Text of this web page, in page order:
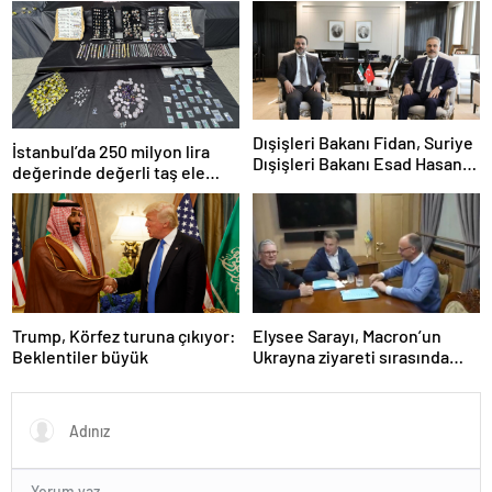
İstanbul’da 250 milyon lira
değerinde değerli taş ele
geçirildi
Dışişleri Bakanı Fidan, Suriye
Dışişleri Bakanı Esad Hasan
Trump, Körfez turuna çıkıyor:
Beklentiler büyük
Elysee Sarayı, Macron’un
Ukrayna ziyareti sırasında
iddiasını yalanladı